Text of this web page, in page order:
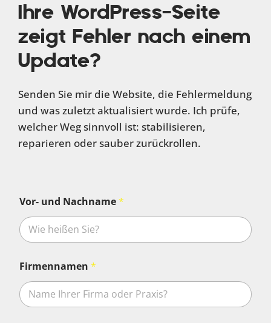
Ihre WordPress-Seite
zeigt Fehler nach einem
Update?
Senden Sie mir die Website, die Fehlermeldung
und was zuletzt aktualisiert wurde. Ich prüfe,
welcher Weg sinnvoll ist: stabilisieren,
reparieren oder sauber zurückrollen.
Vor- und Nachname*
Firmennamen *